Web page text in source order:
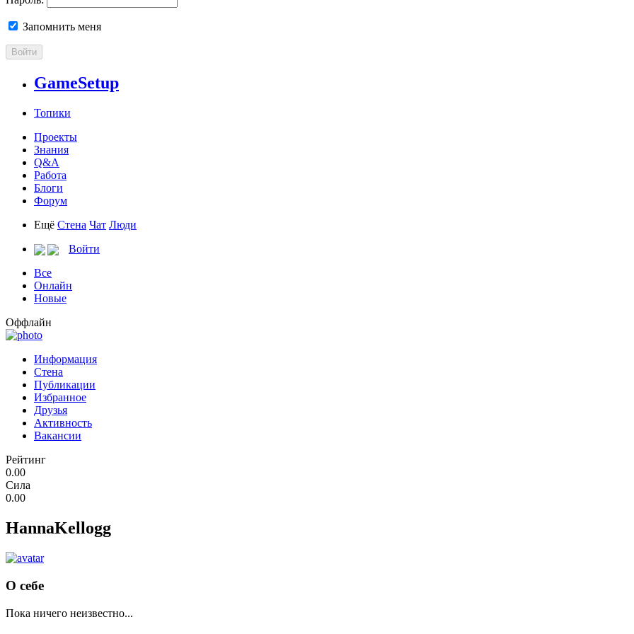
Запомнить меня
Войти
GameSetup
Топики
Проекты
Знания
Q&A
Работа
Блоги
Форум
Ещё Стена Чат Люди
Войти
Все
Онлайн
Новые
Оффлайн
Информация
Стена
Публикации
Избранное
Друзья
Активность
Вакансии
Рейтинг
0.00
Сила
0.00
HannaKellogg
О себе
Пока ничего неизвестно...